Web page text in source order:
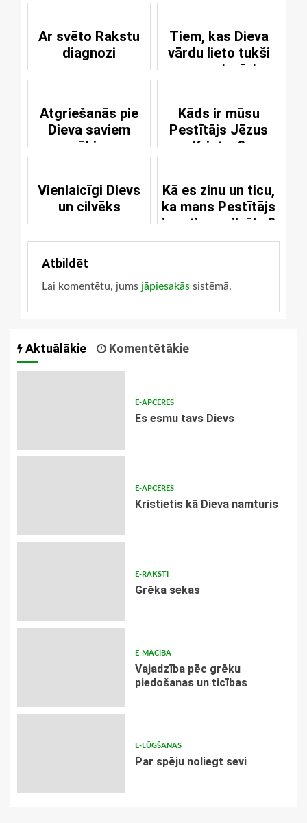
Ar svēto Rakstu
diagnozi
Tiem, kas Dieva
vārdu lieto tukši
un necienīgi
Atgriešanās pie
Dieva saviem
spēkiem
Kāds ir mūsu
Pestītājs Jēzus
Kristus?
Vienlaicīgi Dievs
un cilvēks
Kā es zinu un ticu,
ka mans Pestītājs
ir patiess cilvēks?
Atbildēt
Lai komentētu, jums jāpiesakās sistēmā.
Aktuālākie Komentētākie
E-APCERES
Es esmu tavs Dievs
E-APCERES
Kristietis kā Dieva namturis
E-RAKSTI
Grēka sekas
E-MĀCĪBA
Vajadzība pēc grēku
piedošanas un ticības
E-LŪGŠANAS
Par spēju noliegt sevi